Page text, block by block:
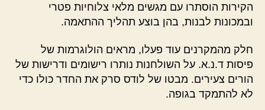
הקירות הוסתרו עם מגשים מלאי צלוחיות פטרי
ובמכונות לבנות, בהן בוצע תהליך ההתאמה.
חלק מהמקרנים עוד פעלו, מראים הולוגרמות של
פיסות ד.נ.א. על השולחנות נותרו רישומים ודרישות של
הורים צעירים. מבטו של לודס סרק את החדר כולו כדי
לא להתמקד בגופה.